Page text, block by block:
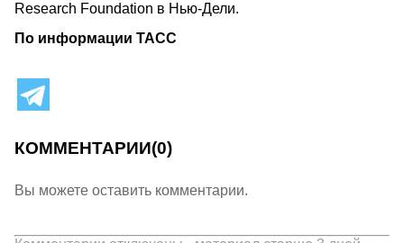
Research Foundation в Нью-Дели.
По информации ТАСС
КОММЕНТАРИИ(0)
Вы можете оставить комментарии.